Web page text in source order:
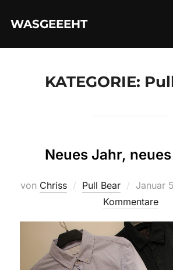
InhaltWASGEEEHT
KATEGORIE:
Neues Jahr,
von Chriss Pull Bear
am
Januar
Kommentare